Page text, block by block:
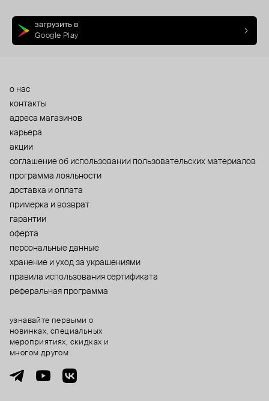
загрузить в
Google Play
о нас
контакты
адреса магазинов
карьера
акции
cоглашение об использовании пользовательских материалов
программа лояльности
доставка и оплата
примерка и возврат
гарантии
оферта
персональные данные
хранение и уход за украшениями
правила использования сертификата
реферальная программа
узнавайте первыми о
новинках, специальных
мероприятиях, скидках и
многом другом